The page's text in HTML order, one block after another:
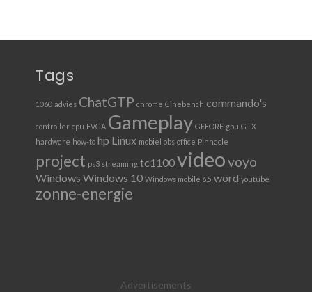
Tags
1060 advies ChatGTP chrome Cinebench commando's
controller cpu EVGA Gameplay GEFORE gpu GTX
hardware how-to hp Linux mobiel obs office Pinnacle
project ps3 streaming tc1100videovoyo
Windows Windows 10 Windows mobile 6.5 word youtube
zonne-energie
Advertisements